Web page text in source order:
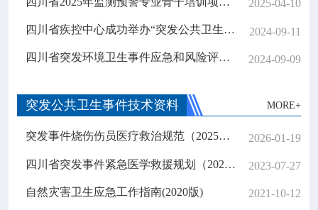
政务公开
2025-04-10
四川省疾控中心成功举办“突发公共卫生事件舆情应对与风险沟通”专题讲座 2024-09-11
四川省突发环境卫生事件应急和风险评估技术培训班成功举办 2024-09-09
突发公共卫生事件技术资料 MORE+
突发事件烧伤伤员医疗救治规范（2025年版） 2026-01-19
四川省突发事件紧急医学救援规划（2023-2025年） 2023-07-27
自然灾害卫生应急工作指南(2020版) 2021-10-12